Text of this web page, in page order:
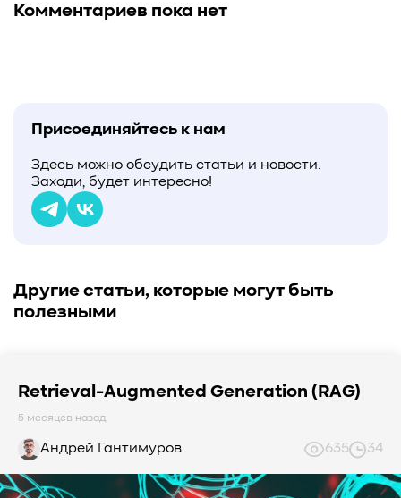
Комментариев пока нет
Присоединяйтесь к нам
Здесь можно обсудить статьи и новости.
Заходи, будет интересно!
Другие статьи, которые могут быть
полезными
Retrieval-Augmented Generation (RAG)
5 месяцев назад
Андрей Гантимуров 635 34